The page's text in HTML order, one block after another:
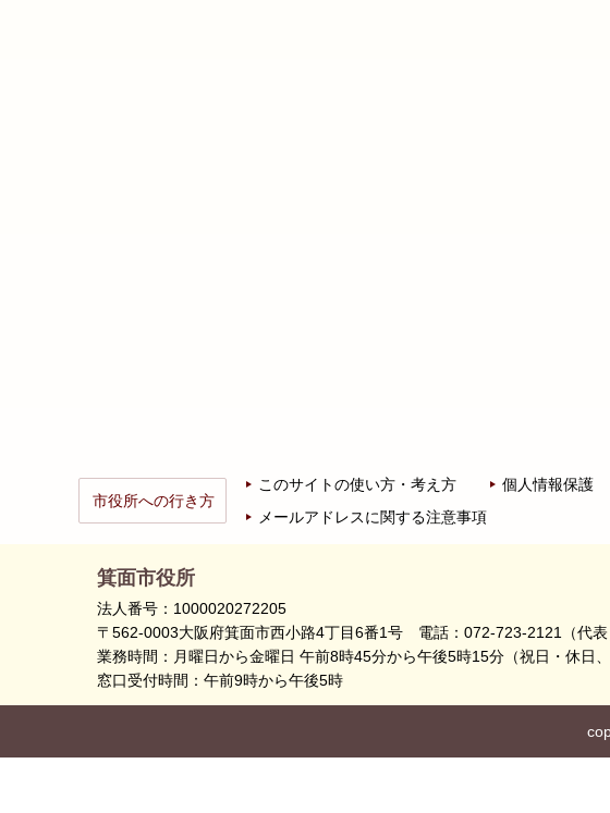
市役所への行き方
このサイトの使い方・考え方 個人情報保護
メールアドレスに関する注意事項
箕面市役所
法人番号：1000020272205
〒562-0003大阪府箕面市西小路4丁目6番1号 電話：072-723-2121（代表
業務時間：月曜日から金曜日 午前8時45分から午後5時15分 （祝日・休日
窓口受付時間：午前9時から午後5時